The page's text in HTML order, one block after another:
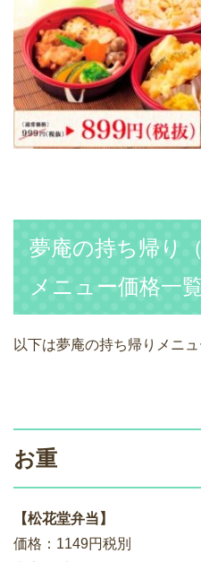
夢庵の持ち帰り
メニュー価格一
以下は夢庵の持ち帰りメニ
お重
【松花堂弁当】
価格：1149円税別